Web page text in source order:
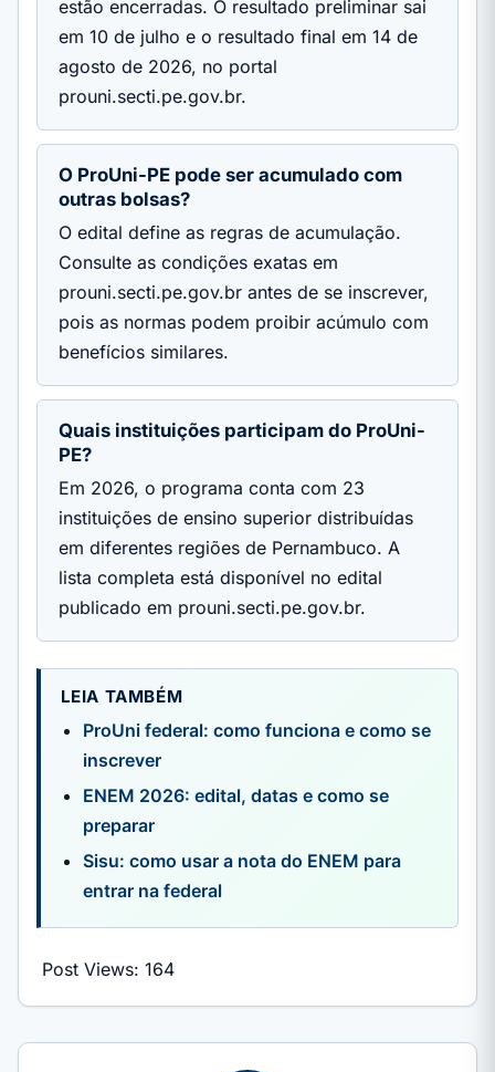
estão encerradas. O resultado preliminar sai
em 10 de julho e o resultado final em 14 de
agosto de 2026, no portal
prouni.secti.pe.gov.br.
O ProUni-PE pode ser acumulado com
outras bolsas?
O edital define as regras de acumulação.
Consulte as condições exatas em
prouni.secti.pe.gov.br antes de se inscrever,
pois as normas podem proibir acúmulo com
benefícios similares.
Quais instituições participam do ProUni-
PE?
Em 2026, o programa conta com 23
instituições de ensino superior distribuídas
em diferentes regiões de Pernambuco. A
lista completa está disponível no edital
publicado em prouni.secti.pe.gov.br.
LEIA TAMBÉM
ProUni federal: como funciona e como se
inscrever
ENEM 2026: edital, datas e como se
preparar
Sisu: como usar a nota do ENEM para
entrar na federal
Post Views: 164